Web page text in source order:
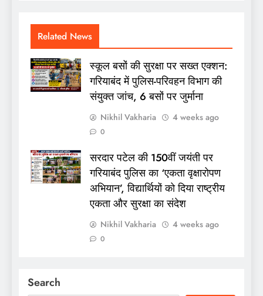
Related News
स्कूल बसों की सुरक्षा पर सख्त एक्शन:
गरियाबंद में पुलिस-परिवहन विभाग की
संयुक्त जांच, 6 बसों पर जुर्माना
Nikhil Vakharia 4 weeks ago
0
सरदार पटेल की 150वीं जयंती पर
गरियाबंद पुलिस का ‘एकता वृक्षारोपण
अभियान’, विद्यार्थियों को दिया राष्ट्रीय
एकता और सुरक्षा का संदेश
Nikhil Vakharia 4 weeks ago
0
Search